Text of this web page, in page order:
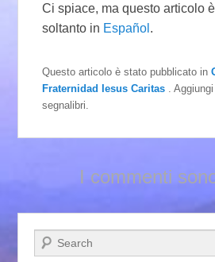
Ci spiace, ma questo articolo
soltanto in Español .
Questo articolo è stato pubblicato in
Fraternidad Iesus Caritas
.
segnalibri.
I commenti
Cerca